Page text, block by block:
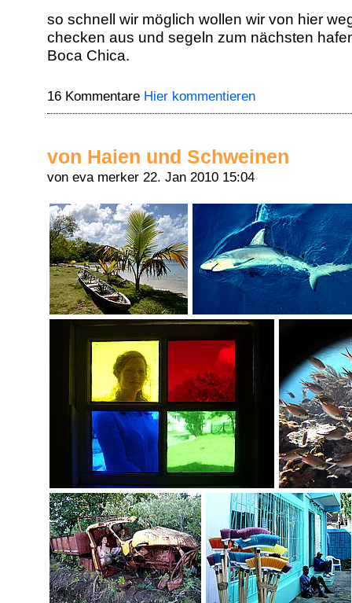
so schnell wir möglich wollen wir von hier
checken aus und segeln zum nächsten
Boca Chica.
16 Kommentare Hier kommentieren
von Haien und Schweinen
von eva merker 22. Jan 2010 15:04